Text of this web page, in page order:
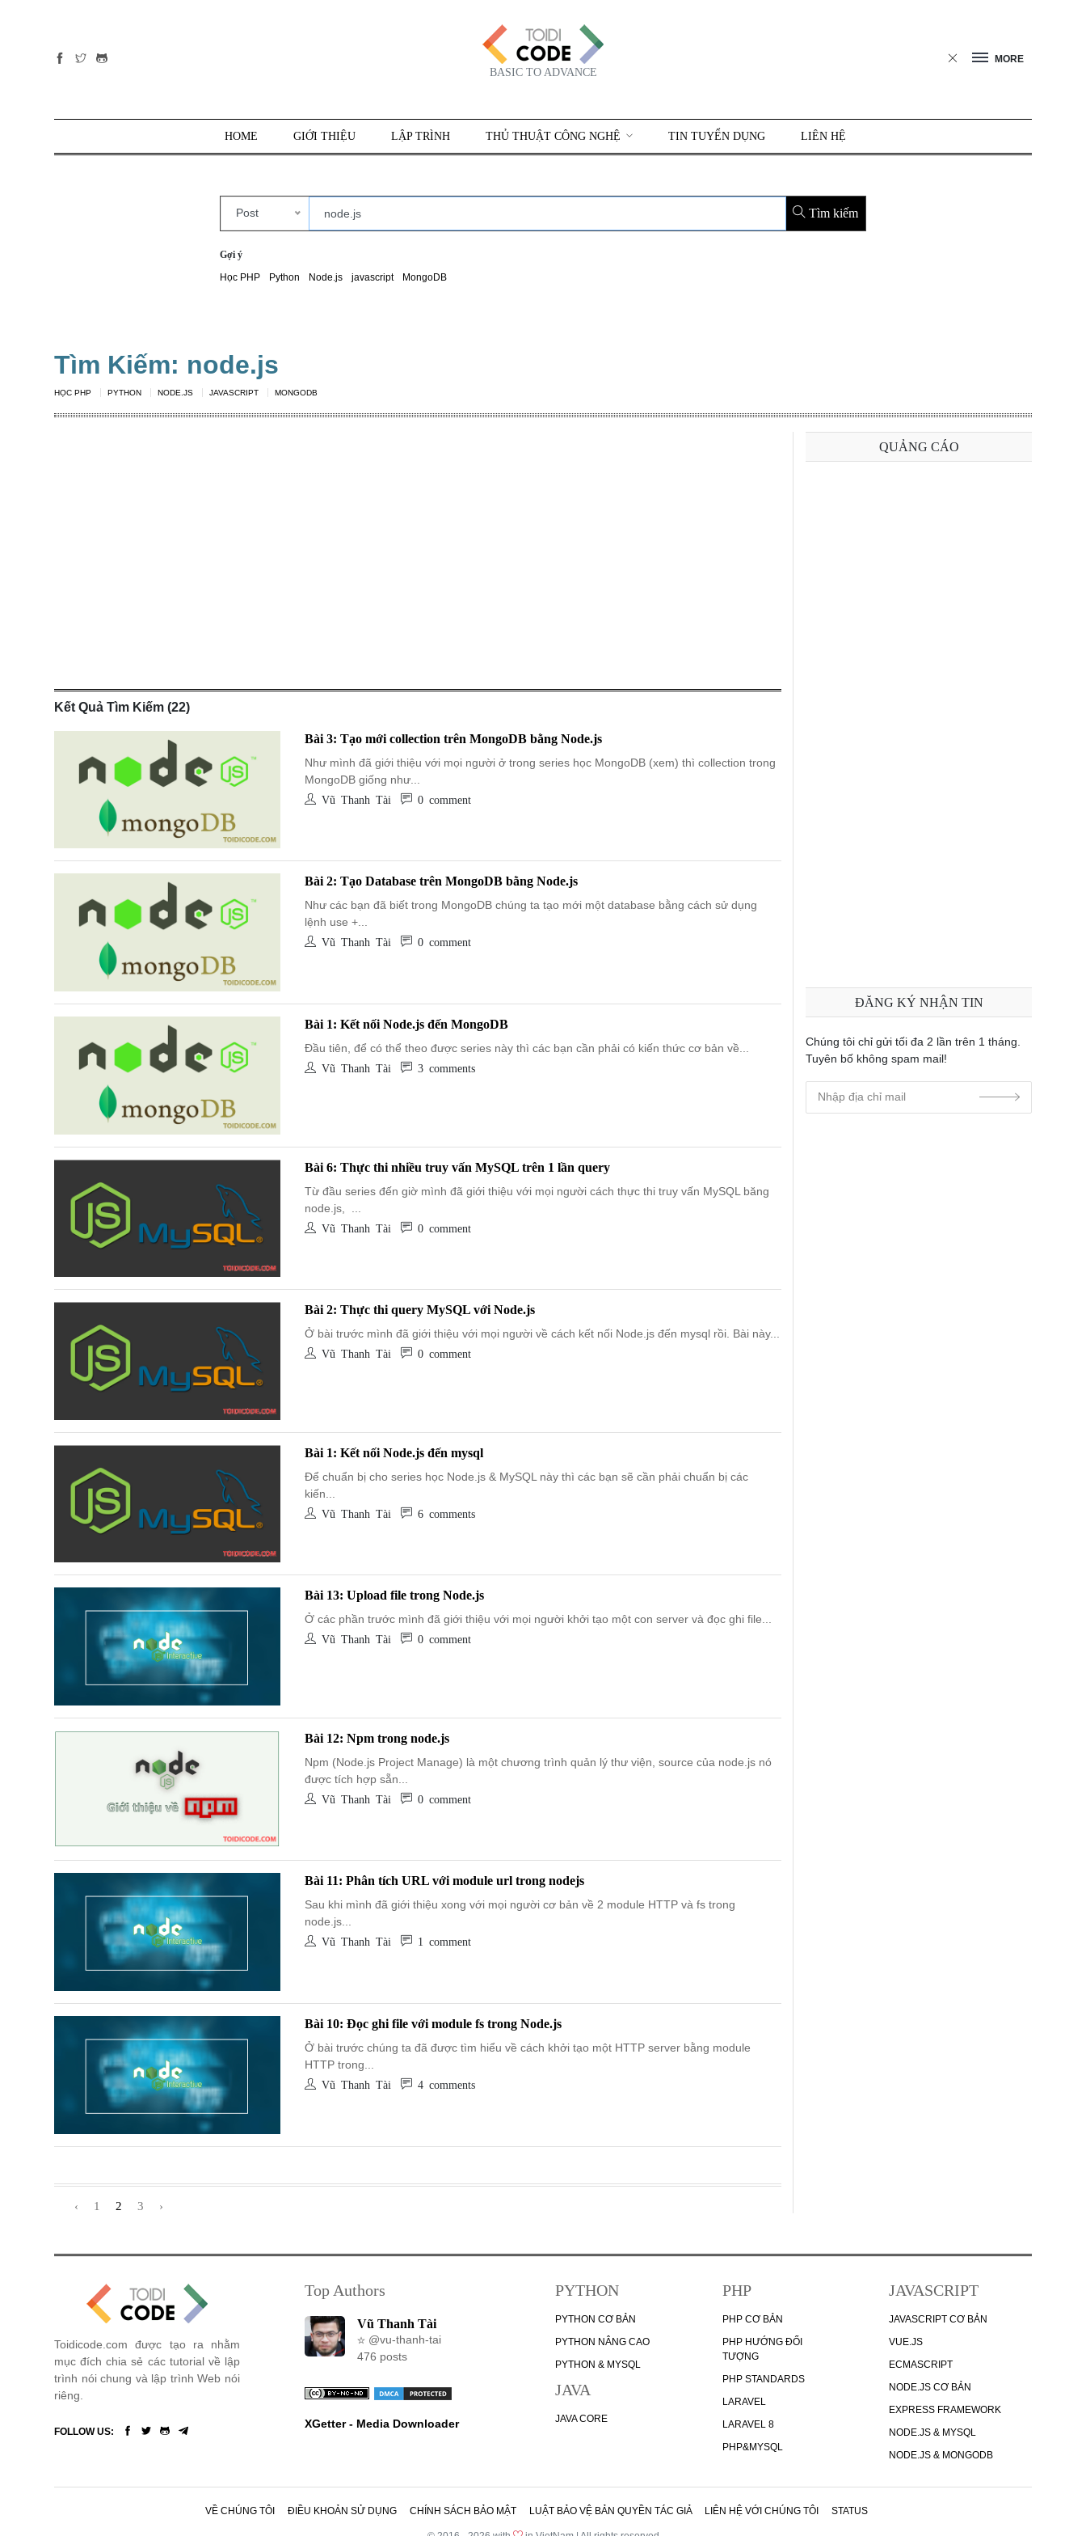
danh mục
PYTHON
NGHỆ
TOOLS &
BASIC TO ADVANCE
MORE
HOME GIỚI THIỆU LẬP TRÌNH THỦ THUẬT CÔNG NGHỆ TIN TUYỂN DỤNG LIÊN HỆ
Post Tìm kiếm
Gợi ý
Học PHP
Python Node.js javascript MongoDB
Tìm Kiếm: node.js
HỌC PHP PYTHON NODE.JS JAVASCRIPT MONGODB
Kết Quả Tìm Kiếm (22)
Bài 3: Tạo mới collection trên MongoDB bằng Node.js
Như mình đã giới thiệu với mọi người ở trong series học MongoDB (xem) thì collection trong
MongoDB giống như...
Vũ Thanh Tài 0 comment
Bài 2: Tạo Database trên MongoDB bằng Node.js
Như các bạn đã biết trong MongoDB chúng ta tạo mới một database bằng cách sử dụng
lệnh use +...
Vũ Thanh Tài 0 comment
Bài 1: Kết nối Node.js đến MongoDB
Đầu tiên, để có thể theo được series này thì các bạn cần phải có kiến thức cơ bản về...
Vũ Thanh Tài 3 comments
Bài 6: Thực thi nhiều truy vấn MySQL trên 1 lần query
Từ đầu series đến giờ mình đã giới thiệu với mọi người cách thực thi truy vấn MySQL băng
node.js, ...
Vũ Thanh Tài 0 comment
Bài 2: Thực thi query MySQL với Node.js
Ở bài trước mình đã giới thiệu với mọi người về cách kết nối Node.js đến mysql rồi. Bài này...
Vũ Thanh Tài 0 comment
Bài 1: Kết nối Node.js đến mysql
Để chuẩn bị cho series học Node.js & MySQL này thì các bạn sẽ cần phải chuẩn bị các
kiến...
Vũ Thanh Tài 6 comments
Bài 13: Upload file trong Node.js
Ở các phần trước mình đã giới thiệu với mọi người khởi tạo một con server và đọc ghi file...
Vũ Thanh Tài 0 comment
Bài 12: Npm trong node.js
Npm (Node.js Project Manage) là một chương trình quản lý thư viện, source của node.js nó
được tích hợp sẵn...
Vũ Thanh Tài 0 comment
Bài 11: Phân tích URL với module url trong nodejs
Sau khi mình đã giới thiệu xong với mọi người cơ bản về 2 module HTTP và fs trong
node.js...
Vũ Thanh Tài 1 comment
Bài 10: Đọc ghi file với module fs trong Node.js
Ở bài trước chúng ta đã được tìm hiểu về cách khởi tạo một HTTP server bằng module
HTTP trong...
Vũ Thanh Tài 4 comments
‹ 1 2 3 ›
QUẢNG CÁO
ĐĂNG KÝ NHẬN TIN
Chúng tôi chỉ gửi tối đa 2 lần trên 1 tháng.
Tuyên bố không spam mail!
Toidicode.com được tạo ra nhằm
mục đích chia sẻ các tutorial về lập
trình nói chung và lập trình Web nói
riêng.
FOLLOW US:
Top Authors
Vũ Thanh Tài
@vu-thanh-tai
476 posts
XGetter - Media Downloader
PYTHON
PYTHON CƠ BẢN
PYTHON NÂNG CAO
PYTHON & MYSQL
JAVA
JAVA CORE
PHP
PHP CƠ BẢN
PHP HƯỚNG ĐỐI
TƯỢNG
PHP STANDARDS
LARAVEL
LARAVEL 8
PHP&MYSQL
JAVASCRIPT
JAVASCRIPT CƠ BẢN
VUE.JS
ECMASCRIPT
NODE.JS CƠ BẢN
EXPRESS FRAMEWORK
NODE.JS & MYSQL
NODE.JS & MONGODB
VỀ CHÚNG TÔI ĐIỀU KHOẢN SỬ DỤNG CHÍNH SÁCH BẢO MẬT LUẬT BẢO VỆ BẢN QUYỀN TÁC GIẢ LIÊN HỆ VỚI CHÚNG TÔI STATUS